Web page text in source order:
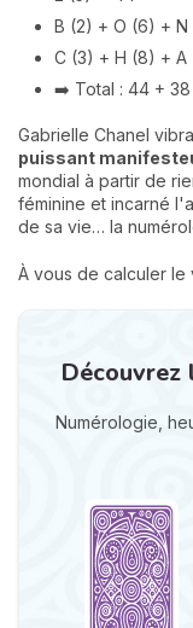
B (2) + O (6) +
C (3) + H (8) + A
➡️ Total : 44 + 38
Gabrielle Chanel
puissant
mondial à partir de
féminine et incarné
de sa vie… la
À vous de calculer le
Découvrez
Numérologie,